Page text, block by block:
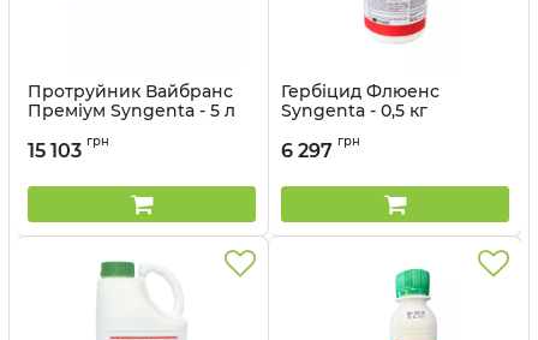
Протруйник Вайбранс
Преміум Syngenta - 5 л
15 103 грн
Гербіцид Флюенс
Syngenta - 0,5 кг
6 297 грн